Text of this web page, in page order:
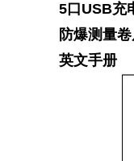
5口USB充
防爆测量
英文手册